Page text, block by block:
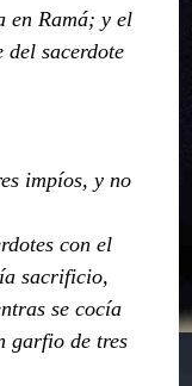
en Ramá; y el
del sacerdote
impíos, y no
con el
sacrificio,
se cocía
garfio de tres